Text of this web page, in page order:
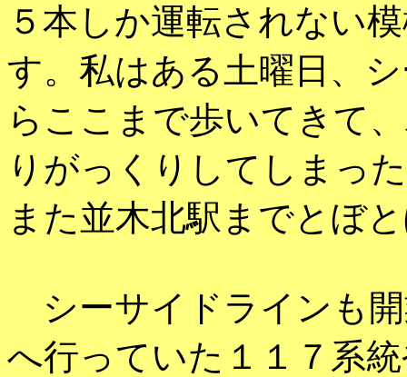
５本しか運転されない
す。私はある土曜日、
らここまで歩いてきて
りがっくりしてしまっ
また並木北駅までとぼ
シーサイドラインも
へ行っていた１１７系